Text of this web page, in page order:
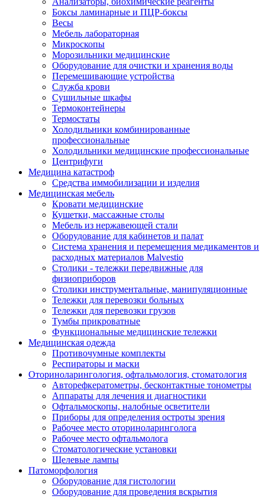
Боксы ламинарные и ПЦР-боксы
Весы
Мебель лабораторная
Микроскопы
Морозильники медицинские
Оборудование для очистки и хранения воды
Перемешивающие устройства
Служба крови
Сушильные шкафы
Термоконтейнеры
Термостаты
Холодильники комбинированные
профессиональные
Холодильники медицинские профессиональные
Центрифуги
Медицина катастроф
Средства иммобилизации и изделия
Медицинская мебель
Кровати медицинские
Кушетки, массажные столы
Мебель из нержавеющей стали
Оборудование для кабинетов и палат
Система хранения и перемещения медикаментов и
расходных материалов Malvestio
Столики - тележки передвижные для
физиоприборов
Столики инструментальные, манипуляционные
Тележки для перевозки больных
Тележки для перевозки грузов
Тумбы прикроватные
Функциональные медицинские тележки
Медицинская одежда
Противочумные комплекты
Респираторы и маски
Оториноларингология, офтальмология, стоматология
Авторефкератометры, бесконтактные тонометры
Аппараты для лечения и диагностики
Офтальмоскопы, налобные осветители
Приборы для определения остроты зрения
Рабочее место оториноларинголога
Рабочее место офтальмолога
Стоматологические установки
Щелевые лампы
Патоморфология
Оборудование для гистологии
Оборудование для проведения вскрытия